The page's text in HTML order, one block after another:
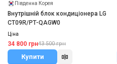
Південна Корея
Внутрішній блок кондиціонера LG
CT09R/PT-QAGW0
Ціна
34 800 грн43 500 грн
Купити